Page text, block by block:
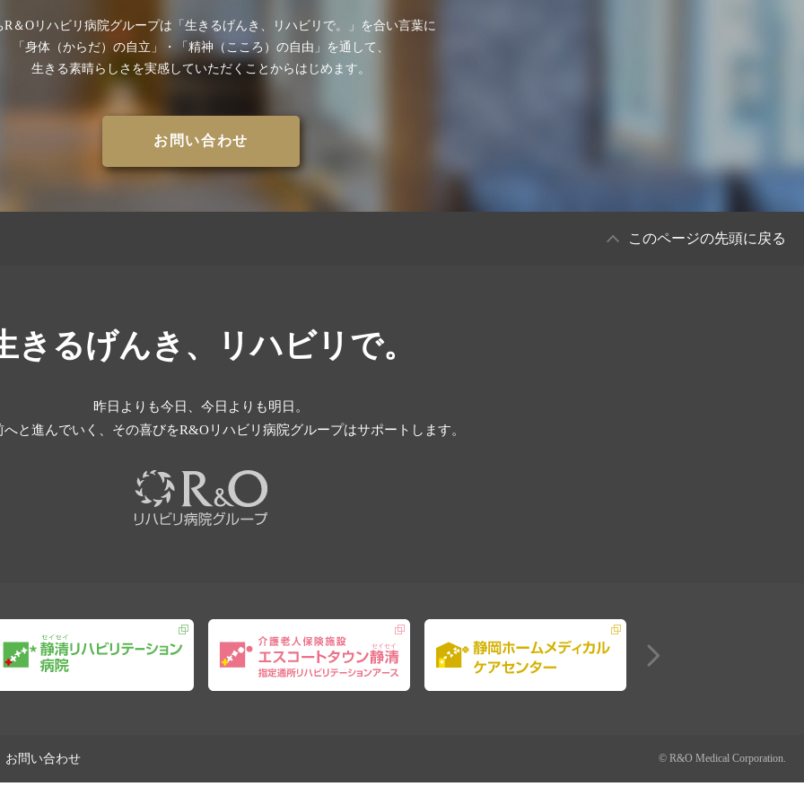
R＆Oリハビリ病院グループは 「⽣きるげんき、リハビリで。」を合い⾔葉に
「⾝体（からだ）の⾃⽴」・
「精神（こころ）の⾃由」を通して、
⽣きる素晴らしさを実感していただくことからはじめます。
お問い合わせ
このページの先頭に戻る
きるげんき、リハビリで。
昨日よりも今日、今日よりも明日。
へと進んでいく、その喜びをR&Oリハビリ病院グループはサポートします。
お問い合わせ © R&O Medical Corporation.